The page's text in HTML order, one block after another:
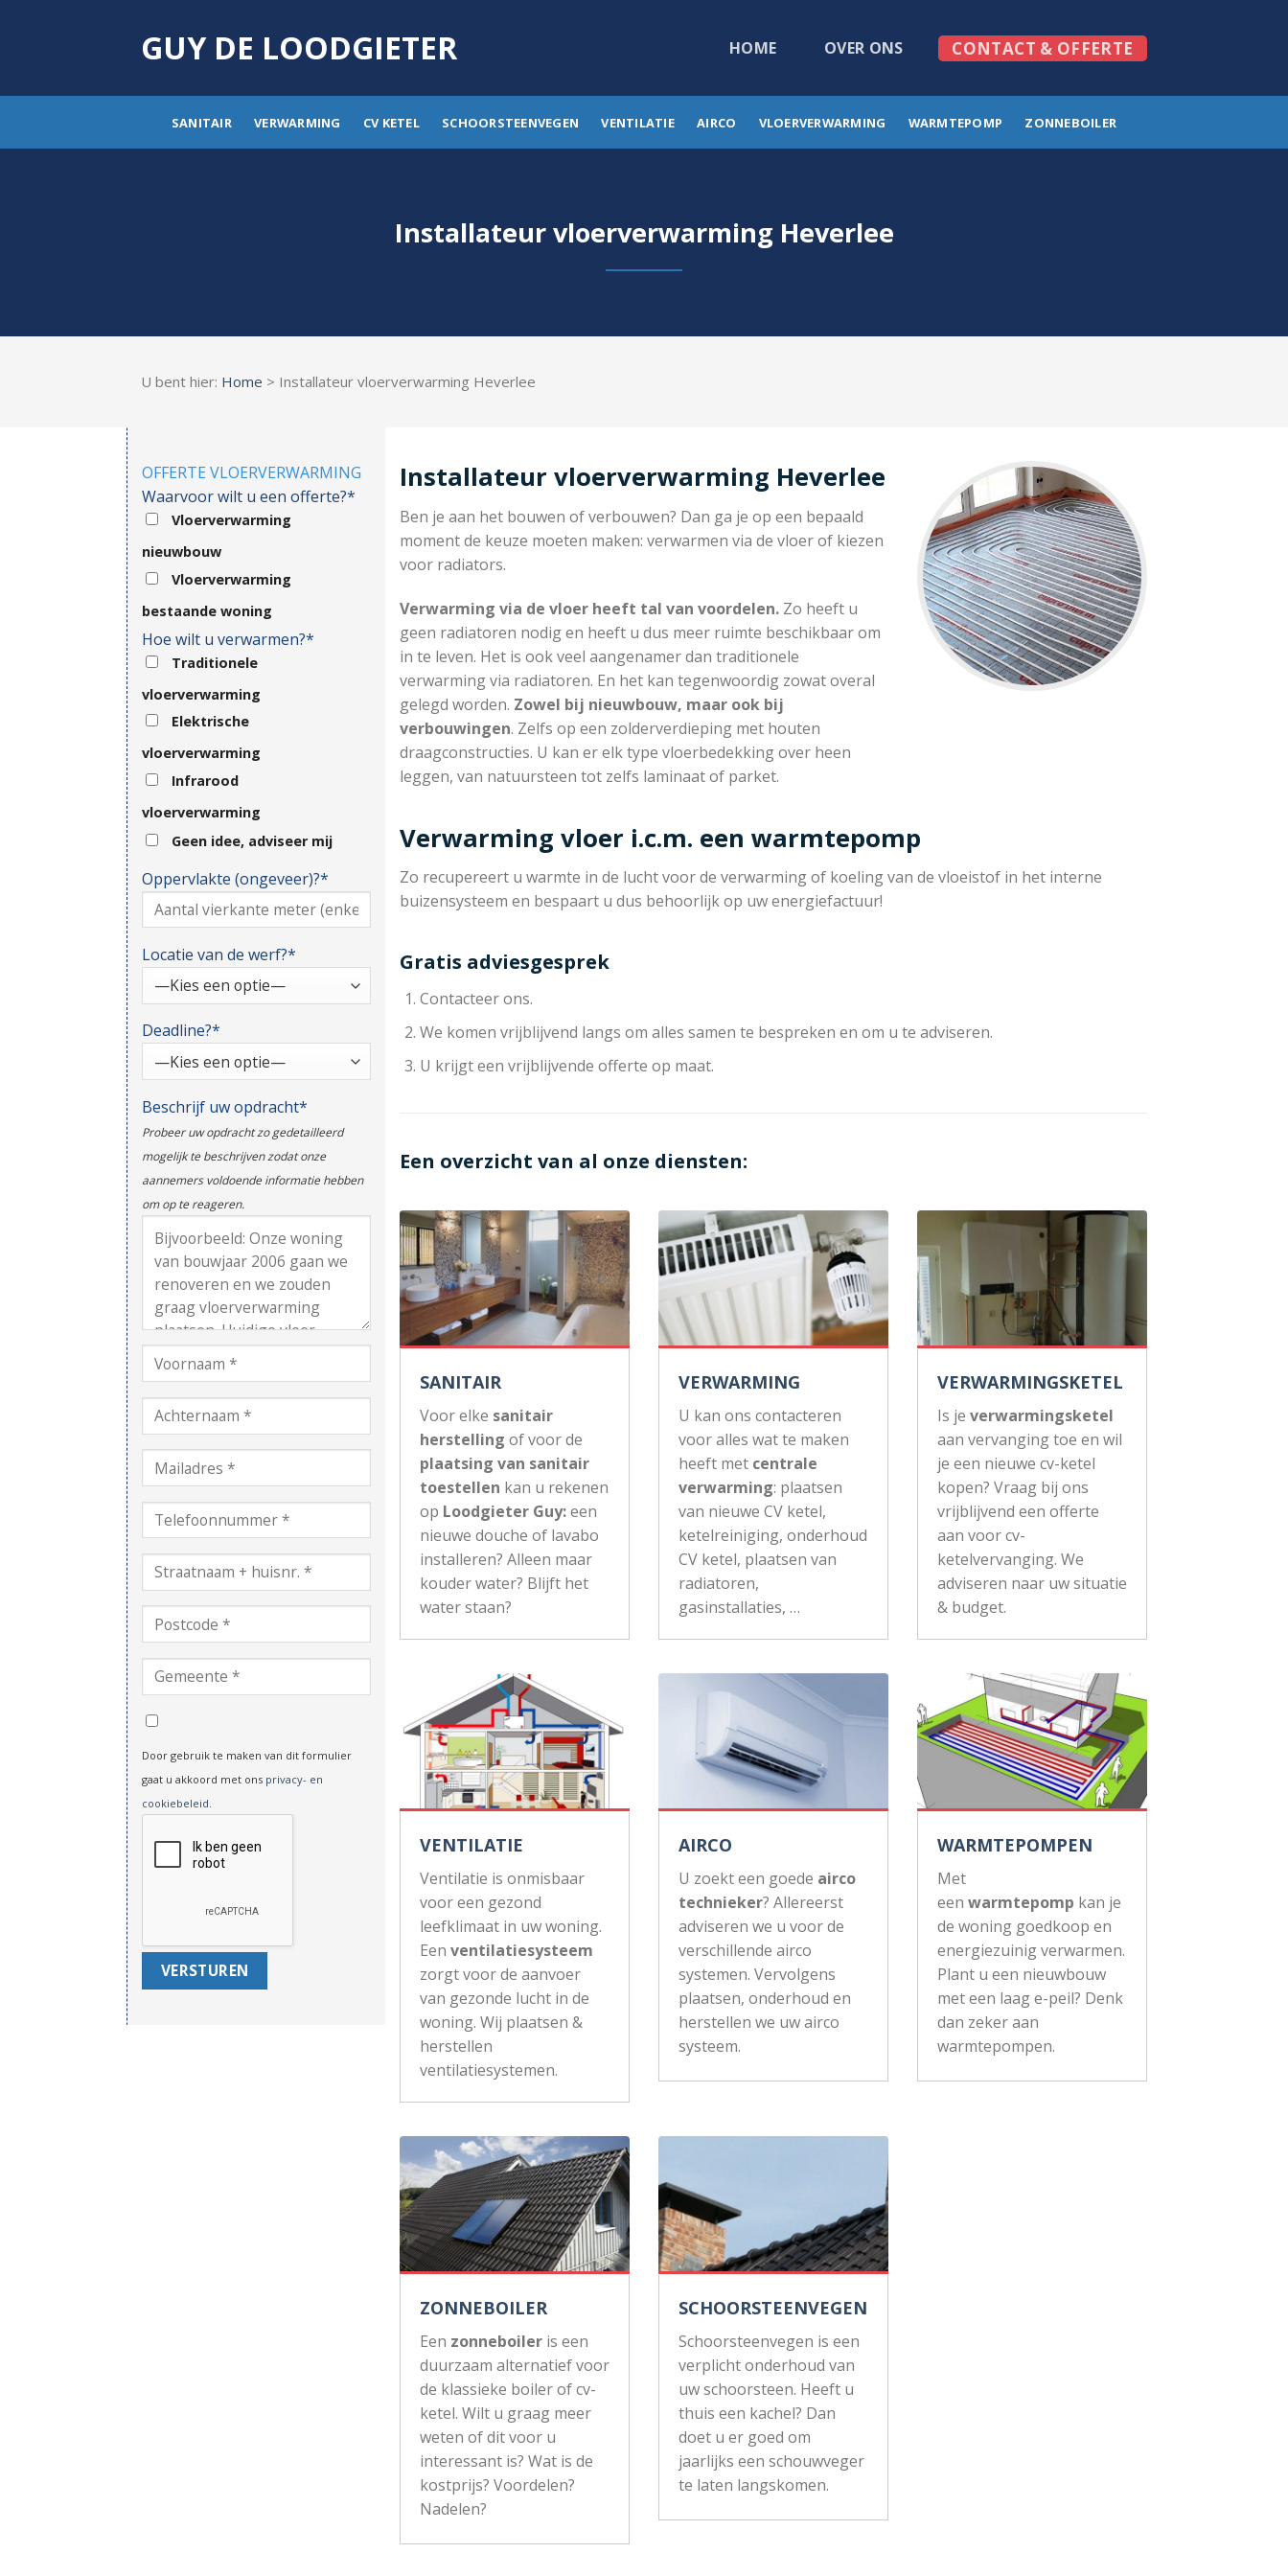
GUY DE LOODGIETER HOME OVER ONS CONTACT & OFFERTE
SANITAIR VERWARMING CV KETEL SCHOORSTEENVEGEN VENTILATIE AIRCO VLOERVERWARMING WARMTEPOMP ZONNEBOILER
Installateur vloerverwarming Heverlee
U bent hier: Home > Installateur vloerverwarming Heverlee
OFFERTE VLOERVERWARMING
Waarvoor wilt u een offerte?*
Vloerverwarming
nieuwbouw
Vloerverwarming
bestaande woning
Hoe wilt u verwarmen?*
Traditionele
vloerverwarming
Elektrische
vloerverwarming
Infrarood
vloerverwarming
Geen idee, adviseer mij
Oppervlakte (ongeveer)?*
Locatie van de werf?*
Deadline?*
Beschrijf uw opdracht*
Probeer uw opdracht zo gedetailleerd
mogelijk te beschrijven zodat onze
aannemers voldoende informatie hebben
om op te reageren.
Door gebruik te maken van dit formulier
gaat u akkoord met ons privacy- en
cookiebeleid.
Installateur vloerverwarming Heverlee
Ben je aan het bouwen of verbouwen? Dan ga je op een bepaald
moment de keuze moeten maken: verwarmen via de vloer of kiezen
voor radiators.
Verwarming via de vloer heeft tal van voordelen. Zo heeft u
geen radiatoren nodig en heeft u dus meer ruimte beschikbaar om
in te leven. Het is ook veel aangenamer dan traditionele
verwarming via radiatoren. En het kan tegenwoordig zowat overal
gelegd worden. Zowel bij nieuwbouw, maar ook bij
verbouwingen. Zelfs op een zolderverdieping met houten
draagconstructies. U kan er elk type vloerbedekking over heen
leggen, van natuursteen tot zelfs laminaat of parket.
Verwarming vloer i.c.m. een warmtepomp
Zo recupereert u warmte in de lucht voor de verwarming of koeling van de vloeistof in het interne
buizensysteem en bespaart u dus behoorlijk op uw energiefactuur!
Gratis adviesgesprek
Contacteer ons.
We komen vrijblijvend langs om alles samen te bespreken en om u te adviseren.
U krijgt een vrijblijvende offerte op maat.
Een overzicht van al onze diensten:
SANITAIR
Voor elke sanitair
herstelling of voor de
plaatsing van sanitair
toestellen kan u rekenen
op Loodgieter Guy:een
nieuwe douche of lavabo
installeren? Alleen maar
kouder water? Blijft het
water staan?
VERWARMING
U kan ons contacteren
voor alles wat te maken
heeft met centrale
verwarming: plaatsen
van nieuwe CV ketel,
ketelreiniging, onderhoud
CV ketel, plaatsen van
radiatoren,
gasinstallaties, …
VERWARMINGSKETEL
Is je verwarmingsketel
aan vervanging toe en wil
je een nieuwe cv-ketel
kopen? Vraag bij ons
vrijblijvend een offerte
aan voor cv-
ketelvervanging. We
adviseren naar uw situatie
& budget.
VENTILATIE
Ventilatie is onmisbaar
voor een gezond
leefklimaat in uw woning.
Een ventilatiesysteem
zorgt voor de aanvoer
van gezonde lucht in de
woning. Wij plaatsen &
herstellen
ventilatiesystemen.
AIRCO
U zoekt een goede airco
technieker? Allereerst
adviseren we u voor de
verschillende airco
systemen. Vervolgens
plaatsen, onderhoud en
herstellen we uw airco
systeem.
WARMTEPOMPEN
Met
een warmtepomp kan je
de woning goedkoop en
energiezuinig verwarmen.
Plant u een nieuwbouw
met een laag e-peil? Denk
dan zeker aan
warmtepompen.
ZONNEBOILER
Een zonneboiler is een
duurzaam alternatief voor
de klassieke boiler of cv-
ketel. Wilt u graag meer
weten of dit voor u
interessant is? Wat is de
kostprijs? Voordelen?
Nadelen?
SCHOORSTEENVEGEN
Schoorsteenvegen is een
verplicht onderhoud van
uw schoorsteen. Heeft u
thuis een kachel? Dan
doet u er goed om
jaarlijks een schouwveger
te laten langskomen.